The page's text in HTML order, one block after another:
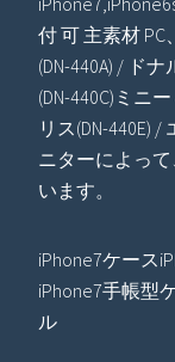
付 可 主素材
(DN-440A) / ド
(DN-440C)ミニ
リス(DN-440E)
ニターによっ
います。
iPhone7ケース
iPhone7手帳型
ル